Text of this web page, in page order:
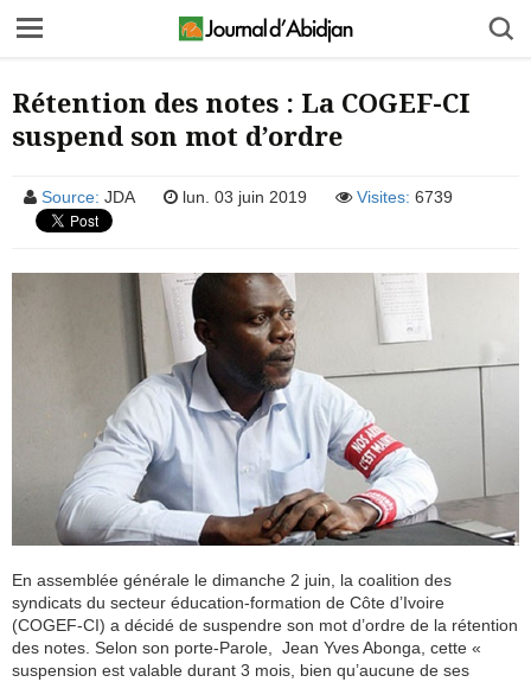
Rétention des notes : La COGEF-CI
suspend son mot d’ordre
Source: JDA lun. 03 juin 2019 Visites: 6739
En assemblée générale le dimanche 2 juin, la coalition des
syndicats du secteur éducation-formation de Côte d’Ivoire
(COGEF-CI) a décidé de suspendre son mot d’ordre de la rétention
des notes. Selon son porte-Parole, Jean Yves Abonga, cette «
suspension est valable durant 3 mois, bien qu’aucune de ses